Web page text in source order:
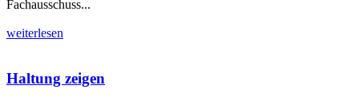
Fachausschuss...
weiterlesen
Haltung zeigen